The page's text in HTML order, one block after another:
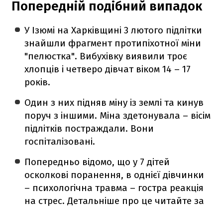
Попередній подібний випадок
У Ізюмі на Харківщині 3 лютого підлітки
знайшли фрагмент протипіхотної міни
"пелюстка". Вибухівку виявили троє
хлопців і четверо дівчат віком 14 – 17
років.
Один з них підняв міну із землі та кинув
поруч з іншими. Міна здетонувала – вісім
підлітків постраждали. Вони
госпіталізовані.
Попередньо відомо, що у 7 дітей
осколкові поранення, в однієї дівчинки
– психологічна травма – гостра реакція
на стрес. Детальніше про це читайте за